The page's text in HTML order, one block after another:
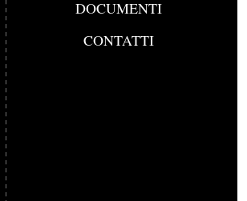
DOCUMENTI
CONTATTI